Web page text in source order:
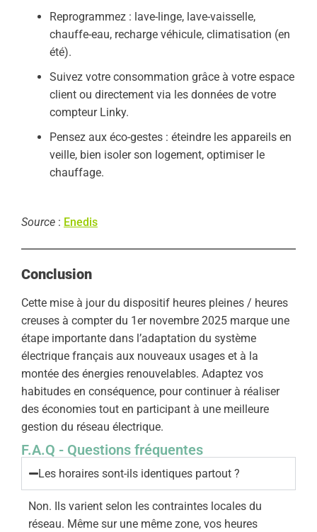
Reprogrammez : lave-linge, lave-vaisselle,
chauffe-eau, recharge véhicule, climatisation (en
été).
Suivez votre consommation grâce à votre espace
client ou directement via les données de votre
compteur Linky.
Pensez aux éco-gestes : éteindre les appareils en
veille, bien isoler son logement, optimiser le
chauffage.
Source : Enedis
Conclusion
Cette mise à jour du dispositif heures pleines / heures
creuses à compter du 1er novembre 2025 marque une
étape importante dans l’adaptation du système
électrique français aux nouveaux usages et à la
montée des énergies renouvelables. Adaptez vos
habitudes en conséquence, pour continuer à réaliser
des économies tout en participant à une meilleure
gestion du réseau électrique.
F.A.Q - Questions fréquentes
Les horaires sont-ils identiques partout ?
Non. Ils varient selon les contraintes locales du
réseau. Même sur une même zone, vos heures